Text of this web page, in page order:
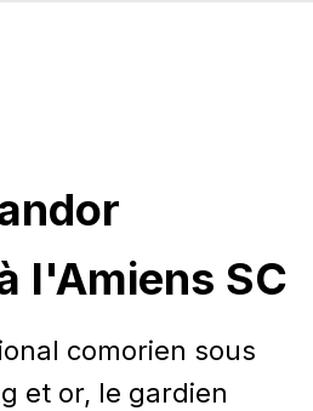
l'Amiens SC
comorien sous
et or, le gardien